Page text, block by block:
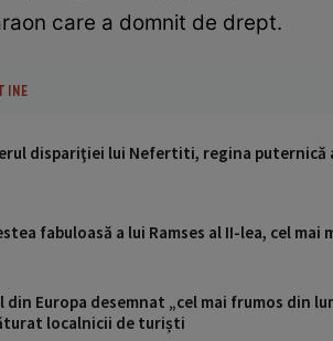
care a domnit de drept.
dispariţiei lui Nefertiti, regina puternică
fabuloasă a lui Ramses al II-lea, cel
din Europa desemnat „cel mai frumos din
localnicii de turiști